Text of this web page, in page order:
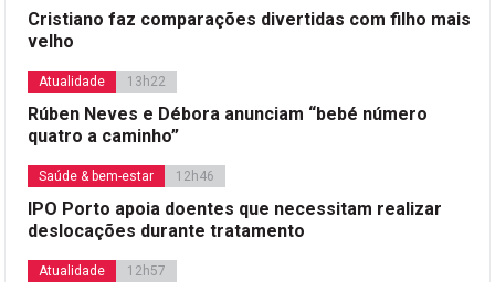
Cristiano faz comparações divertidas com filho mais
velho
Atualidade 13h22
Rúben Neves e Débora anunciam “bebé número
quatro a caminho”
Saúde & bem-estar 12h46
IPO Porto apoia doentes que necessitam realizar
deslocações durante tratamento
Atualidade 12h57